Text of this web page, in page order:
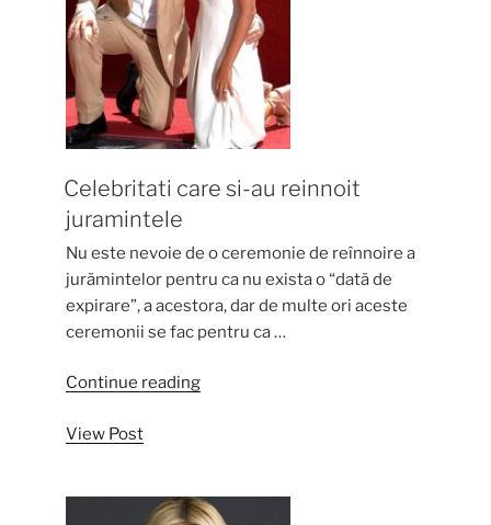
Celebritati care si-au reinnoit
juramintele
Nu este nevoie de o ceremonie de reînnoire a
jurămintelor pentru ca nu exista o “dată de
expirare”, a acestora, dar de multe ori aceste
ceremonii se fac pentru ca …
Continue reading“Celebritati
juramintele”
View Post